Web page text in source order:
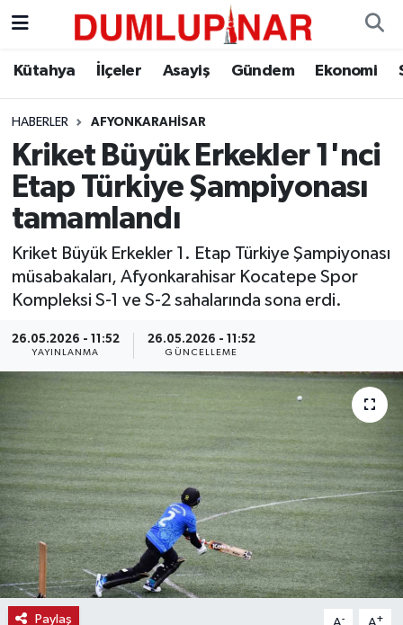
Kütahya İlçeler Asayiş Gündem Ekonomi
HABERLER AFYONKARAHISAR
Kriket Büyük Erkekler 1'nci
Etap Türkiye Şampiyonası
tamamlandı
Kriket Büyük Erkekler 1. Etap Türkiye Şampiyonası
müsabakaları, Afyonkarahisar Kocatepe Spor
Kompleksi S-1 ve S-2 sahalarında sona erdi.
26.05.2026 - 11:52
YAYINLANMA
26.05.2026 - 11:52
GÜNCELLEME
Paylaş - +
Asayiş
Diğer
Dünya
Eğitim
Ekonomi
Eleman
Emlak
Gündem
Haber
Haber İlanlar
Kültür-Sanat
Magazin
Resmi İlanlar
Kütahya Hava Durumu
Kütahya Trafik Yoğunluk Haritası
Süper Lig Puan Durumu ve Fikstür
Tüm Manşetler
Son Dakika Haberleri
Haber Arşivi